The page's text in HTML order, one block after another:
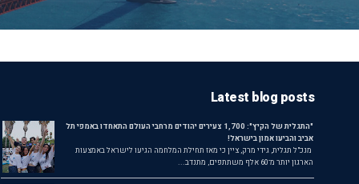
Latest blog posts
"התגלית של הקיץ": 1,700 צעירים יהודים מרחבי העולם התאחדו באמפי תל
אביב והביעו אמון בישראל!
מנכ"ל תגלית, גידי מרק, ציין כי מאז תחילת המלחמה הגיעו לישראל באמצעות
הארגון יותר מ־60 אלף משתתפים, מתנדב...